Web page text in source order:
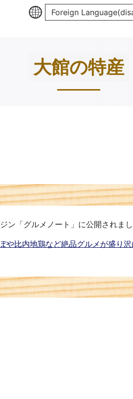
Foreign
大館の特産
ン「グルメノート」に公開されま
比内地鶏など絶品グルメが盛り沢